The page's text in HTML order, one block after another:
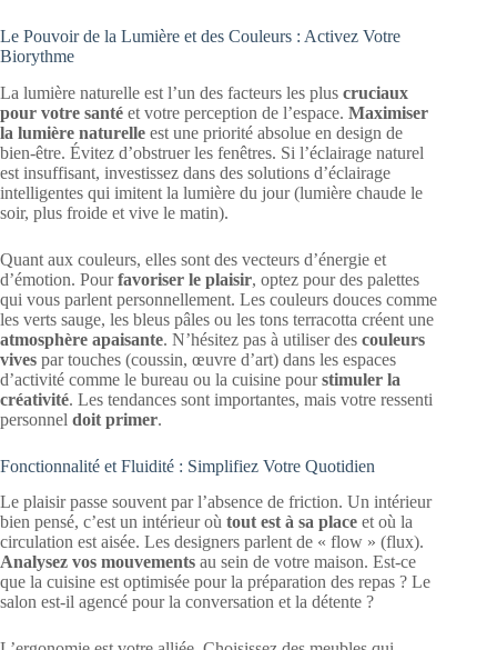
Le Pouvoir de la Lumière et des Couleurs : Activez Votre
Biorythme
La lumière naturelle est l’un des facteurs les plus cruciaux
pour votre santé et votre perception de l’espace. Maximiser
la lumière naturelle est une priorité absolue en design de
bien-être. Évitez d’obstruer les fenêtres. Si l’éclairage naturel
est insuffisant, investissez dans des solutions d’éclairage
intelligentes qui imitent la lumière du jour (lumière chaude le
soir, plus froide et vive le matin).
Quant aux couleurs, elles sont des vecteurs d’énergie et
d’émotion. Pourfavoriser le plaisir, optez pour des palettes
qui vous parlent personnellement. Les couleurs douces comme
les verts sauge, les bleus pâles ou les tons terracotta créent une
atmosphère apaisante. N’hésitez pas à utiliser des couleurs
vives par touches (coussin, œuvre d’art) dans les espaces
d’activité comme le bureau ou la cuisine pourstimuler la
créativité. Les tendances sont importantes, mais votre ressenti
personnel doit primer.
Fonctionnalité et Fluidité : Simplifiez Votre Quotidien
Le plaisir passe souvent par l’absence de friction. Un intérieur
bien pensé, c’est un intérieur où tout est à sa place et où la
circulation est aisée. Les designers parlent de « flow » (flux).
Analysez vos mouvements au sein de votre maison. Est-ce
que la cuisine est optimisée pour la préparation des repas ? Le
salon est-il agencé pour la conversation et la détente ?